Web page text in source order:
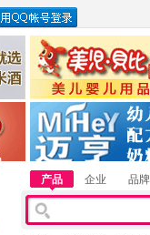
惠州市美儿婴儿用品
湖南迈亨母婴用品有限
产品 企业 品牌